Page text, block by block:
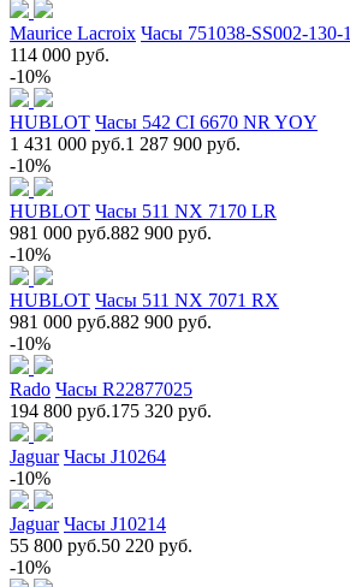
Maurice Lacroix Часы 751038-SS002-130-1
114 000 руб.
-10%
HUBLOT Часы 542 CI 6670 NR YOY
1 431 000 руб.1 287 900 руб.
-10%
HUBLOT Часы 511 NX 7170 LR
981 000 руб.882 900 руб.
-10%
HUBLOT Часы 511 NX 7071 RX
981 000 руб.882 900 руб.
-10%
Rado Часы R22877025
194 800 руб.175 320 руб.
Jaguar Часы J10264
-10%
Jaguar Часы J10214
55 800 руб.50 220 руб.
-10%